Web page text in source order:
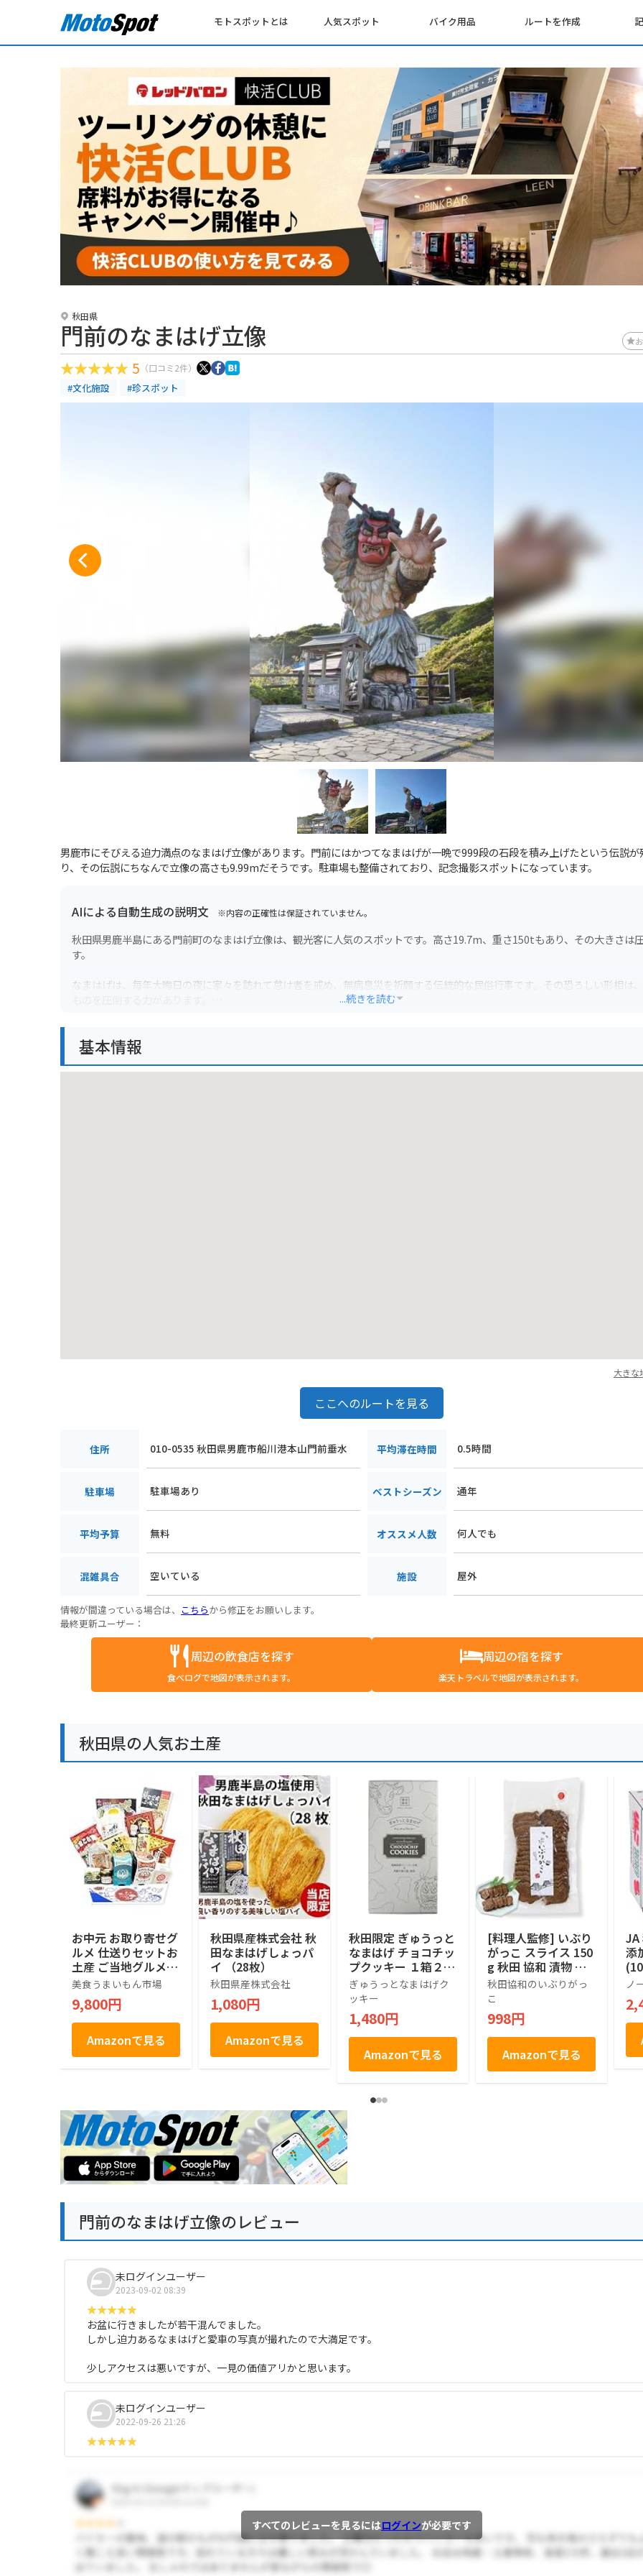
モトスポットとは 人気スポット バイク用品 ルートを作成
秋田県
門前のなまはげ立像
5 （口コミ2件）
#文化施設 #珍スポット
男鹿市にそびえる迫力満点のなまはげ立像があります。門前にはかつてなまはげが一晩で999段の石段を積み上げたという伝説が
り、その伝説にちなんで立像の高さも9.99mだそうです。駐車場も整備されており、記念撮影スポットになっています。
AIによる自動生成の説明文 ※内容の正確性は保証されていません。
秋田県男鹿半島にある門前町のなまはげ立像は、観光客に人気のスポットです。高さ19.7m、重さ150tもあり、その大きさは
す。
なまはげは、毎年大晦日の夜に家々を訪れて怠け者を戒め、無病息災を祈願する伝統的な民俗行事です。その恐ろしい形相は
り、なまはげについて詳しく知ることができます。バイクで訪れる場合は、駐車場も完備されています。周辺には、入道崎や男
...続きを読む
基本情報
大きな
ここへのルートを見る
住所 010-0535 秋田県男鹿市船川港本山門前垂水 平均滞在時間 0.5時間
駐車場 駐車場あり ベストシーズン 通年
平均予算 無料 オススメ人数 何人でも
混雑具合 空いている 施設 屋外
情報が間違っている場合は、 こちらから修正をお願いします。
最終更新ユーザー：
周辺の飲食店を探す
食べログで地図が表示されます。
周辺の宿を探す
楽天トラベルで地図が表示されます。
秋田県の人気お土産
お中元 お取り寄せグ
ルメ 仕送りセットお
土産 ご当地グルメ
ギフト ご当地小包便
(L, 秋田県)
美食うまいもん市場
9,800円
Amazonで見る
秋田県産株式会社 秋
田なまはげしょっパ
イ （28枚）
秋田県産株式会社
1,080円
Amazonで見る
秋田限定 ぎゅうっと
なまはげ チョコチッ
プクッキー １箱２０
枚入
ぎゅうっとなまはげク
ッキー
1,480円
Amazonで見る
[料理人監修] いぶり
がっこ スライス 150
g 秋田 協和 漬物 お
つまみ ギフト 燻製
大根 たくあん 無添
加 食品 (1袋)
秋田協和のいぶりがっ
こ
998円
Amazonで見る
JA
添
ノ
門前のなまはげ立像のレビュー
未ログインユーザー
2023-09-02 08:39
お盆に行きましたが若干混んでました。
しかし迫力あるなまはげと愛車の写真が撮れたので大満足です。
少しアクセスは悪いですが、一見の価値アリかと思います。
未ログインユーザー
2022-09-26 21:26
すべてのレビューを見るにはログインが必要です